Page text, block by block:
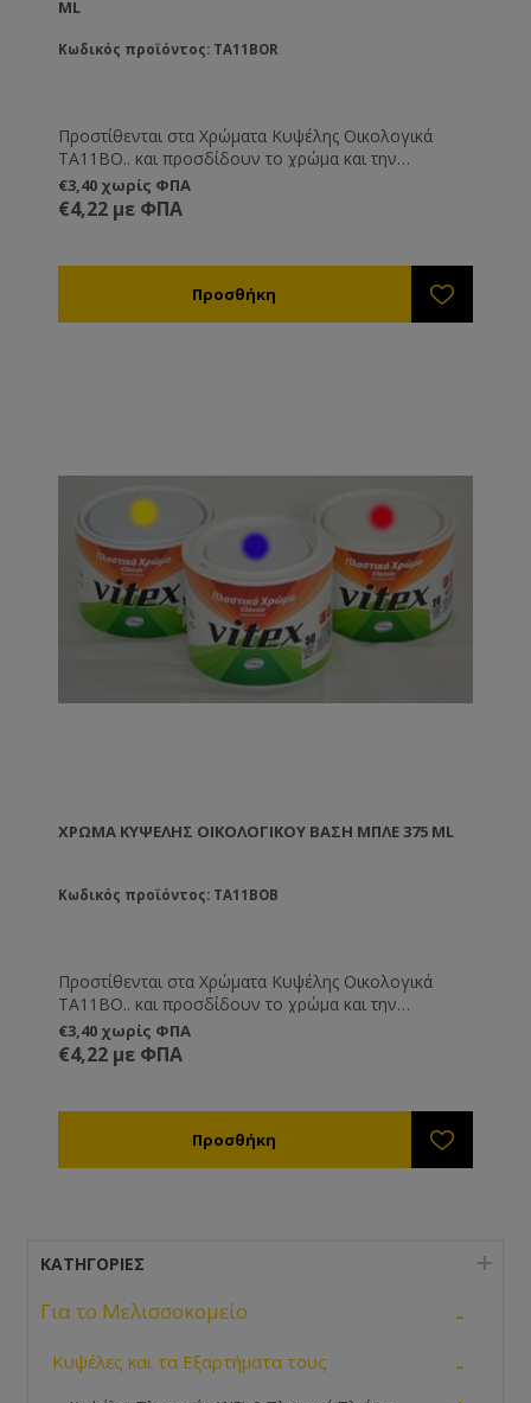
ML
Κωδικός προϊόντος: TA11BOR
Προστίθενται στα Χρώματα Κυψέλης Οικολογικά
TA11BO.. και προσδίδουν το χρώμα και την
απόχρωση που εσείς θέλετε.
€3,40 χωρίς ΦΠΑ
€4,22 με ΦΠΑ
ΧΡΏΜΑ ΚΥΨΈΛΗΣ ΟΙΚΟΛΟΓΙΚΟΎ ΒΑΣΗ ΜΠΛΕ 375 ML
Κωδικός προϊόντος: TA11BOB
Προστίθενται στα Χρώματα Κυψέλης Οικολογικά
TA11BO.. και προσδίδουν το χρώμα και την
απόχρωση που εσείς θέλετε.
€3,40 χωρίς ΦΠΑ
€4,22 με ΦΠΑ
ΚΑΤΗΓΟΡΊΕΣ
Για το Μελισσοκομείο -
Κυψέλες και τα Εξαρτήματα τους -